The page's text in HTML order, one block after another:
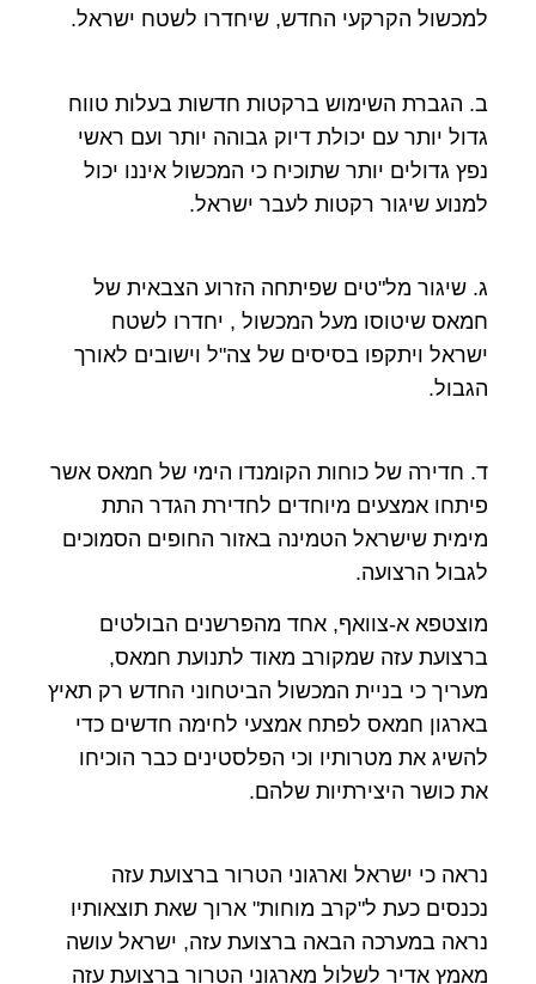
למכשול הקרקעי החדש, שיחדרו לשטח ישראל.
ב. הגברת השימוש ברקטות חדשות בעלות טווח
גדול יותר עם יכולת דיוק גבוהה יותר ועם ראשי
נפץ גדולים יותר שתוכיח כי המכשול איננו יכול
למנוע שיגור רקטות לעבר ישראל.
ג. שיגור מל"טים שפיתחה הזרוע הצבאית של
חמאס שיטוסו מעל המכשול , יחדרו לשטח
ישראל ויתקפו בסיסים של צה"ל וישובים לאורך
הגבול.
ד. חדירה של כוחות הקומנדו הימי של חמאס אשר
פיתחו אמצעים מיוחדים לחדירת הגדר התת
מימית שישראל הטמינה באזור החופים הסמוכים
לגבול הרצועה.
מוצטפא א-צוואף, אחד מהפרשנים הבולטים
ברצועת עזה שמקורב מאוד לתנועת חמאס,
מעריך כי בניית המכשול הביטחוני החדש רק תאיץ
בארגון חמאס לפתח אמצעי לחימה חדשים כדי
להשיג את מטרותיו וכי הפלסטינים כבר הוכיחו
את כושר היצירתיות שלהם.
נראה כי ישראל וארגוני הטרור ברצועת עזה
נכנסים כעת ל"קרב מוחות" ארוך שאת תוצאותיו
נראה במערכה הבאה ברצועת עזה, ישראל עושה
מאמץ אדיר לשלול מארגוני הטרור ברצועת עזה